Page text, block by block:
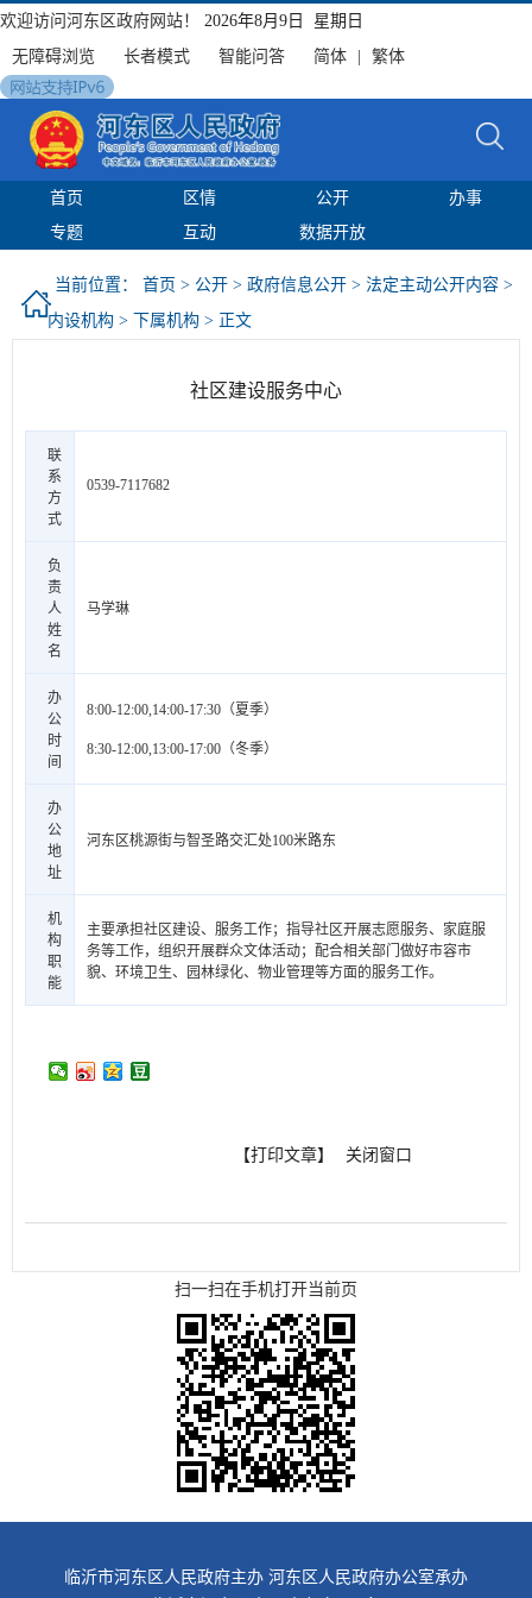
欢迎访问河东区政府网站！
2026年8月9日 星期日
无障碍浏览
长者模式 智能问答 简体 繁体
首页 区情 公开
办事
专题
互动 数据开放
当前位置： 首页 > 公开 > 政府信息公开 > 法定主动公开内容 >
内设机构 > 下属机构 > 正文
社区建设服务中心
联
系
方
式
0539-7117682
负
责
人
姓
名
马学琳
办
公
时
间
8:00-12:00,14:00-17:30（夏季）
8:30-12:00,13:00-17:00（冬季）
办
公
地
址
河东区桃源街与智圣路交汇处100米路东
机
构
职
能
主要承担社区建设、服务工作；指导社区开展志愿服务、家庭服
务等工作，组织开展群众文体活动；配合相关部门做好市容市
貌、环境卫生、园林绿化、物业管理等方面的服务工作。
【打印文章】 关闭窗口
扫一扫在手机打开当前页